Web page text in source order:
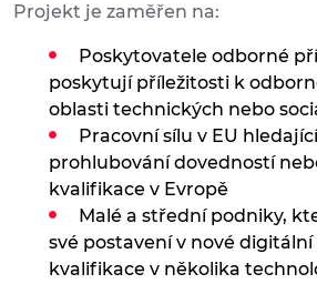
Projekt je zaměřen na:
Poskytovatele odborné
poskytují příležitosti k
oblasti technických nebo
Pracovní sílu v EU
prohlubování dovedností
kvalifikace v Evropě
Malé a střední podniky,
své postavení v nové
kvalifikace v několika